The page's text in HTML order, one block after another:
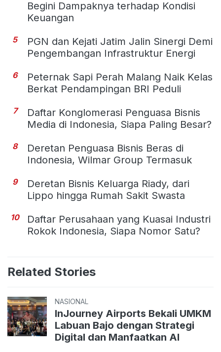
Begini Dampaknya terhadap Kondisi
Keuangan
5
PGN dan Kejati Jatim Jalin Sinergi Demi
Pengembangan Infrastruktur Energi
6
Peternak Sapi Perah Malang Naik Kelas
Berkat Pendampingan BRI Peduli
7
Daftar Konglomerasi Penguasa Bisnis
Media di Indonesia, Siapa Paling Besar?
8
Deretan Penguasa Bisnis Beras di
Indonesia, Wilmar Group Termasuk
9
Deretan Bisnis Keluarga Riady, dari
Lippo hingga Rumah Sakit Swasta
10
Daftar Perusahaan yang Kuasai Industri
Rokok Indonesia, Siapa Nomor Satu?
Related Stories
NASIONAL
InJourney Airports Bekali UMKM
Labuan Bajo dengan Strategi
Digital dan Manfaatkan AI